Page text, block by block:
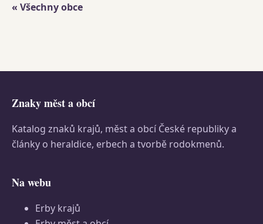
« Všechny obce
Znaky měst a obcí
Katalog znaků krajů, měst a obcí České republiky a
články o heraldice, erbech a tvorbě rodokmenů.
Na webu
Erby krajů